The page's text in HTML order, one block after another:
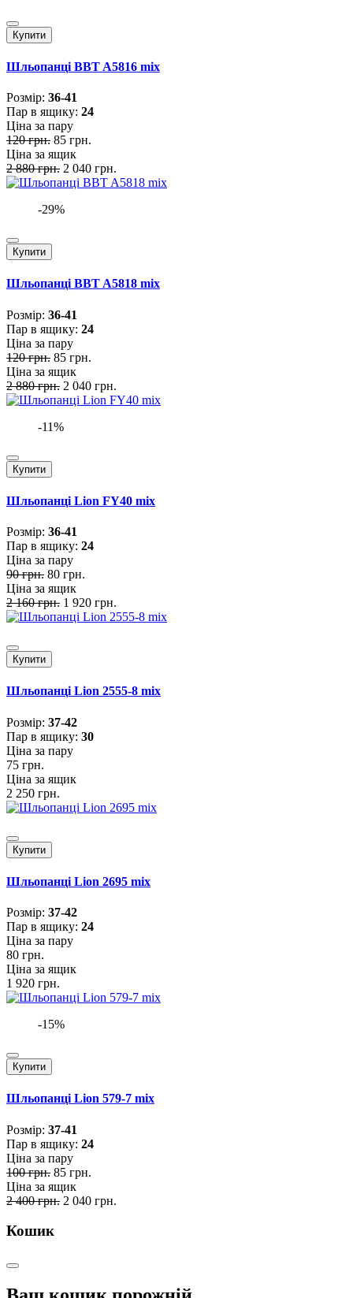
Купити
Шльопанці BBT A5816 mix
Розмiр: 36-41
Пар в ящику: 24
Ціна за пару
120 грн. 85 грн.
Ціна за ящик
2 880 грн. 2 040 грн.
-29%
Купити
Шльопанці BBT A5818 mix
Розмiр: 36-41
Пар в ящику: 24
Ціна за пару
120 грн. 85 грн.
Ціна за ящик
2 880 грн. 2 040 грн.
-11%
Купити
Шльопанці Lion FY40 mix
Розмiр: 36-41
Пар в ящику: 24
Ціна за пару
90 грн. 80 грн.
Ціна за ящик
2 160 грн. 1 920 грн.
Купити
Шльопанці Lion 2555-8 mix
Розмiр: 37-42
Пар в ящику: 30
Ціна за пару
75 грн.
Ціна за ящик
2 250 грн.
Купити
Шльопанці Lion 2695 mix
Розмiр: 37-42
Пар в ящику: 24
Ціна за пару
80 грн.
Ціна за ящик
1 920 грн.
-15%
Купити
Шльопанці Lion 579-7 mix
Розмiр: 37-41
Пар в ящику: 24
Ціна за пару
100 грн. 85 грн.
Ціна за ящик
2 400 грн. 2 040 грн.
Кошик